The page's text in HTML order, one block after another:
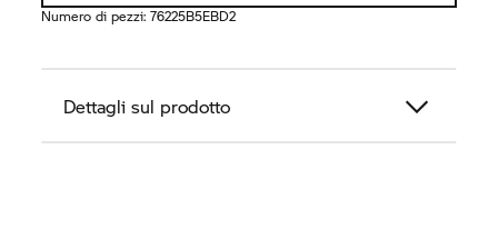
Numero di pezzi:76225B5EBD2
Dettagli sul prodotto